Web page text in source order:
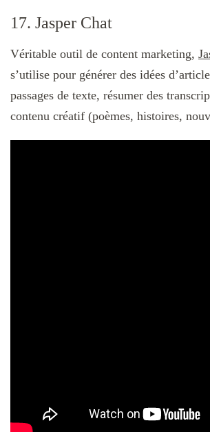
17. Jasper Chat
Véritable outil de content marketing,
s’utilise pour générer des idées
passages de texte, résumer des
contenu créatif (poèmes, histoires,